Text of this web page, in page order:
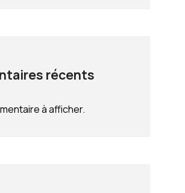
récents
à afficher.